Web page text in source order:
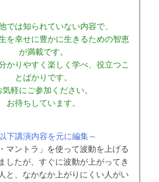
では知られていない内容で、
を幸せに豊かに生きるための智恵
が満載です。
かりやすく楽しく学べ、役立つこ
とばかりです。
気軽にご参加ください。
お待ちしています。
下講演内容を元に編集～
マントラ」を使って波動を上げる
したが、すぐに波動が上がってき
と、なかなか上がりにくい人がい